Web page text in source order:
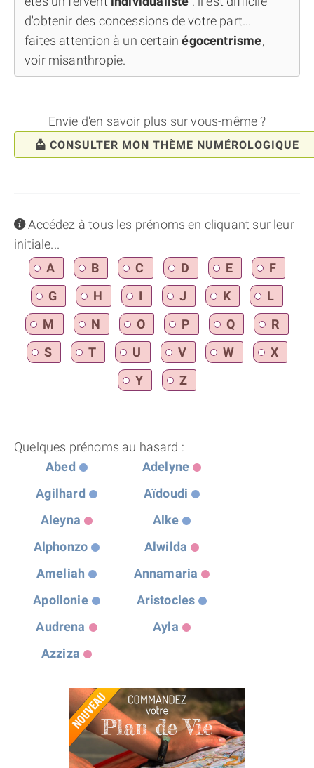
d'obtenir des concessions de votre part...
faites attention à un certainégocentrisme,
voir misanthropie.
Envie d'en savoir plus sur vous-même ?
CONSULTER MON THÈME NUMÉROLOGIQUE
infoAccédez à tous les prénoms en cliquant sur leur
initiale...
A
B C D E
F
G
H I J K
L
M
N O P Q
R
S
T U V W
X
Y
Z
Quelques prénoms au hasard :
Abed
Adelyne
Agilhard
Aïdoudi
Aleyna
Alke
Alphonzo
Alwilda
Ameliah
Annamaria
Apollonie
Aristocles
Audrena
Ayla
Azziza